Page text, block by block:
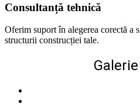
Consultanță tehnică
Oferim suport în alegerea corectă a
structurii construcției tale.